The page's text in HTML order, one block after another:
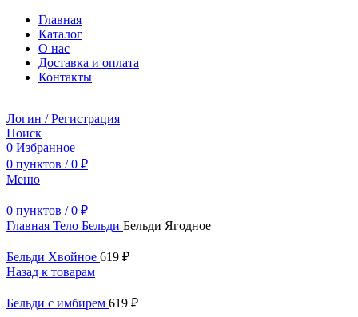
Главная
Каталог
О нас
Доставка и оплата
Контакты
Логин / Регистрация
Поиск
0 Избранное
0 пунктов / 0 ₽
Меню
0 пунктов / 0 ₽
Главная Тело Бельди Бельди Ягодное
Бельди Хвойное 619 ₽
Назад к товарам
Бельди с имбирем 619 ₽